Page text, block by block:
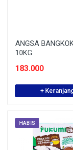
ANGSA
10KG
183.000
+
HABIS